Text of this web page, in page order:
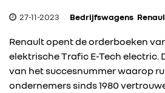
27-11-2023 Bedrijfswagens
Renault opent de orderboeken
elektrische Trafic E-Tech electric.
van het succesnummer waarop
ondernemers sinds 1980